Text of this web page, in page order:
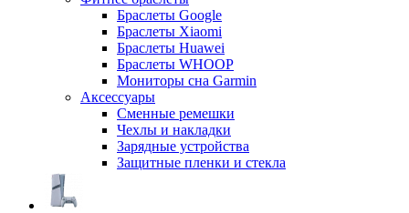
Браслеты Google
Браслеты Xiaomi
Браслеты Huawei
Браслеты WHOOP
Мониторы сна Garmin
Аксессуары
Сменные ремешки
Чехлы и накладки
Зарядные устройства
Защитные пленки и стекла